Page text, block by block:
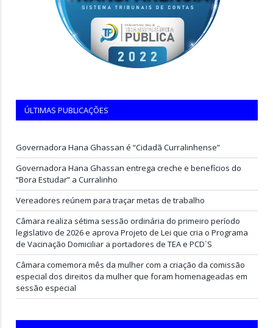
ÚLTIMAS PUBLICAÇÕES
Governadora Hana Ghassan é “Cidadã Curralinhense”
Governadora Hana Ghassan entrega creche e benefícios do
“Bora Estudar” a Curralinho
Vereadores reúnem para traçar metas de trabalho
Câmara realiza sétima sessão ordinária do primeiro período
legislativo de 2026 e aprova Projeto de Lei que cria o Programa
de Vacinação Domiciliar a portadores de TEA e PCD`S
Câmara comemora mês da mulher com a criação da comissão
especial dos direitos da mulher que foram homenageadas em
sessão especial